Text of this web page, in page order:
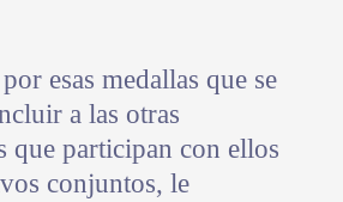
esas medallas que se
a las otras
que participan con ellos
conjuntos, le